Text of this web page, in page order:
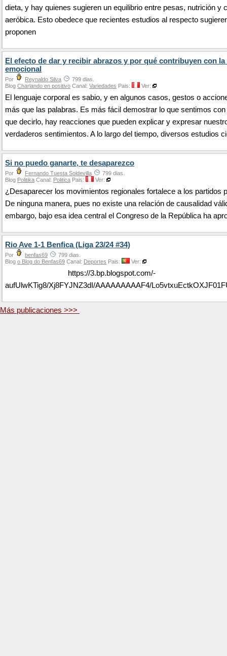
dieta, y hay quienes sugieren un equilibrio entre pesas, nutrición y
aeróbica. Esto obedece que recientes estudios al respecto
proponen
El efecto de dar y recibir abrazos y por qué contribuyen con la
emocional
Por Reynaldo Silva
799 dias.
Blog Charlando en positivo Canal: Variedades Pais: Ver:
El lenguaje corporal es sabio, y en algunos casos, gestos o
más que las palabras. Es más fácil demostrar lo que sentimos
que decirlo, hay reacciones que pueden explicar y expresar
verdaderos sentimientos. A lo largo del tiempo, diversos estudios
Si no puedo ganarte, te desaparezco
Por Fernando Tuesta Soldevilla
799 dias.
Blog Politika Canal: Politica Pais: Ver:
¿Desaparecer los movimientos regionales fortalece a los partidos
De ninguna manera, pues no existe una relación de causalidad
embargo, bajo esa idea central el Congreso de la República ha
Rio Ave 1-1 Benfica (Liga 23/24 #34)
Por benfas69
799 dias.
Blog o Blog do Benfas69 Canal: Deportes Pais: Ver:
https://3.bp.blogspot.com/-
aufUlwKTig8/Xj8FYJNZ3dI/AAAAAAAAAF4/
Más publicaciones >>>